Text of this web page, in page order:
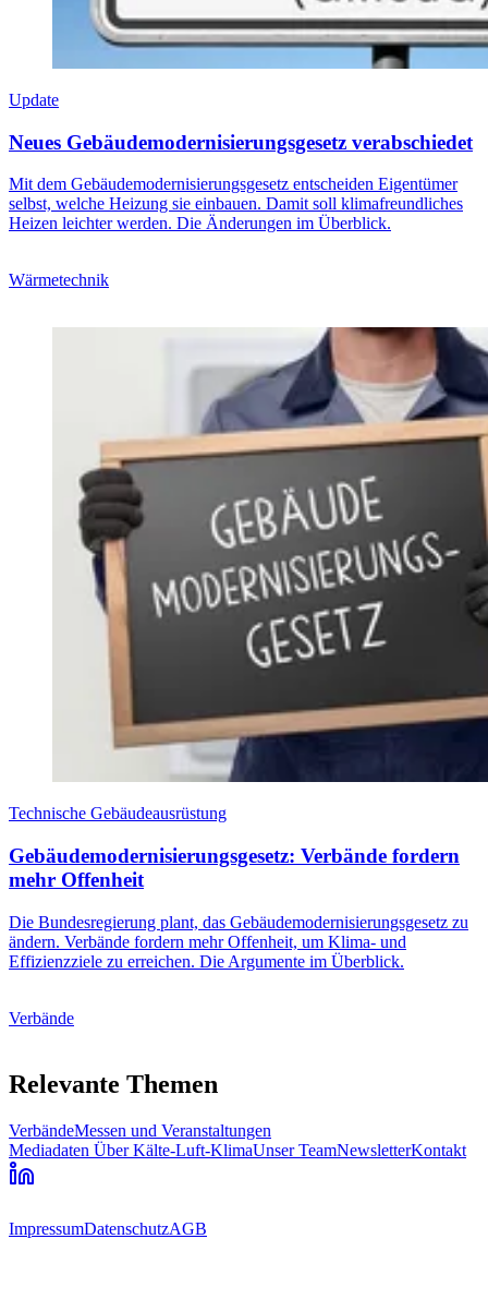
Update
Neues Gebäudemodernisierungsgesetz verabschiedet
Mit dem Gebäudemodernisierungsgesetz entscheiden Eigentümer
selbst, welche Heizung sie einbauen. Damit soll klimafreundliches
Heizen leichter werden. Die Änderungen im Überblick.
Wärmetechnik
Technische Gebäudeausrüstung
Gebäudemodernisierungsgesetz: Verbände fordern
mehr Offenheit
Die Bundesregierung plant, das Gebäudemodernisierungsgesetz zu
ändern. Verbände fordern mehr Offenheit, um Klima- und
Effizienzziele zu erreichen. Die Argumente im Überblick.
Verbände
Relevante Themen
VerbändeMessen und Veranstaltungen
Mediadaten Über Kälte-Luft-KlimaUnser TeamNewsletterKontakt
ImpressumDatenschutzAGB